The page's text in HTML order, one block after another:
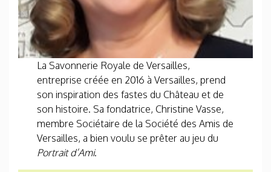
La Savonnerie Royale de Versailles,
entreprise créée en 2016 à Versailles, prend
son inspiration des fastes du Château et de
son histoire. Sa fondatrice, Christine Vasse,
membre Sociétaire de la Société des Amis de
Versailles, a bien voulu se prêter au jeu du
Portrait d’Ami.